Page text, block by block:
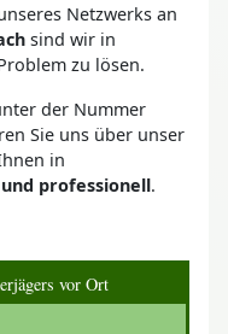
Netzwerks an
sind wir in
zu lösen.
der Nummer
Sie uns über unser
in
professionell.
vor Ort